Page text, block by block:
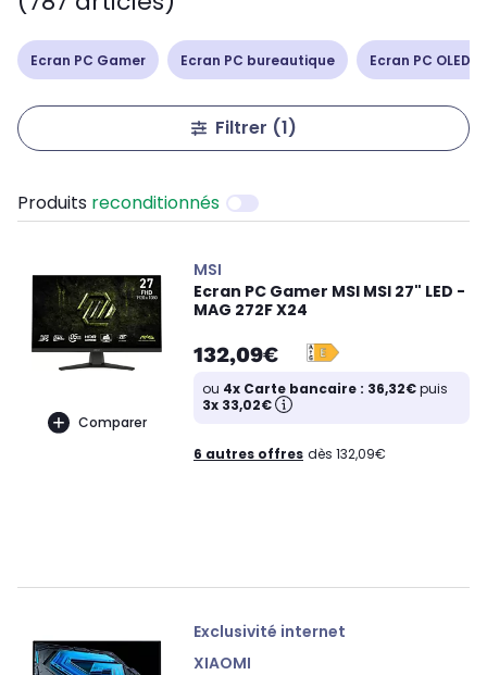
Ecran PC Gamer Ecran PC bureautique Ecran PC OLED /
Filtrer (1)
Produits reconditionnés
Comparer
MSI
Ecran PC Gamer MSI MSI 27" LED -
MAG 272F X24
132,09€
ou 4x Carte bancaire : 36,32€puis
3x 33,02€
6 autres offres dès 132,09€
Exclusivité internet
XIAOMI